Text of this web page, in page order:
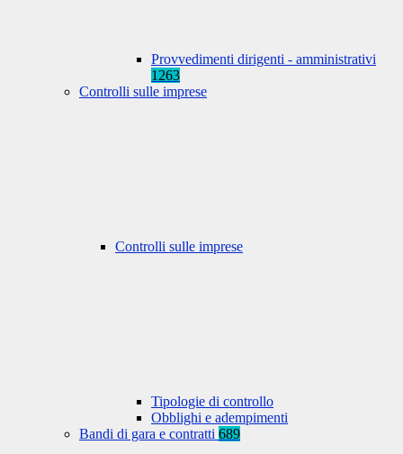
Provvedimenti dirigenti - amministrativi
1263
Controlli sulle imprese
Controlli sulle imprese
Tipologie di controllo
Obblighi e adempimenti
Bandi di gara e contratti 689